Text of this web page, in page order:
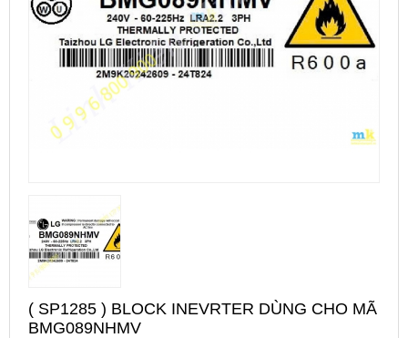
( SP1285 ) BLOCK INEVRTER DÙNG CHO MÃ
BMG089NHMV